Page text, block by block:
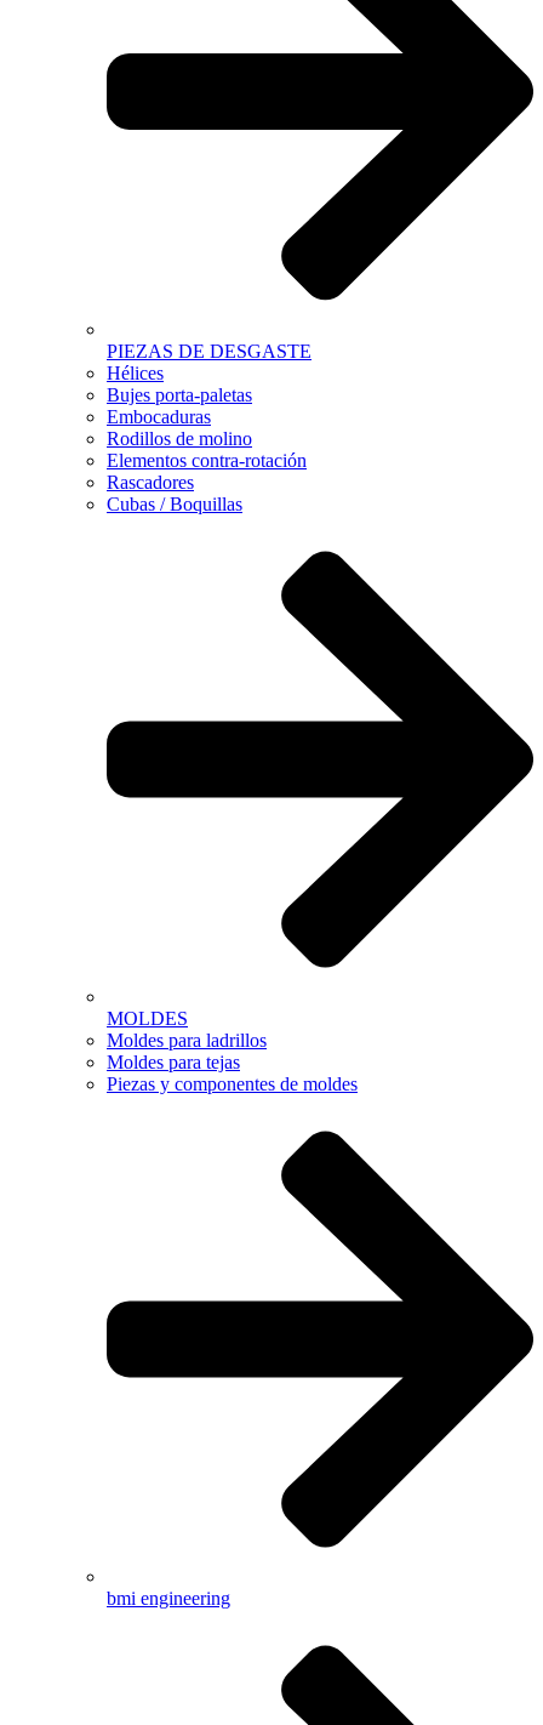
PIEZAS DE DESGASTE
Hélices
Bujes porta-paletas
Embocaduras
Rodillos de molino
Elementos contra-rotación
Rascadores
Cubas / Boquillas
MOLDES
Moldes para ladrillos
Moldes para tejas
Piezas y componentes de moldes
bmi engineering